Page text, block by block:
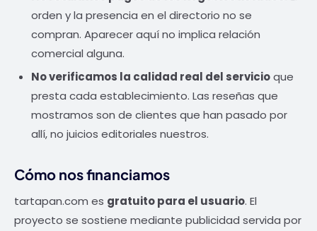
orden y la presencia en el directorio no se
compran. Aparecer aquí no implica relación
comercial alguna.
No verificamos la calidad real del servicioque
presta cada establecimiento. Las reseñas que
mostramos son de clientes que han pasado por
allí, no juicios editoriales nuestros.
Cómo nos financiamos
tartapan.com es gratuito para el usuario. El
proyecto se sostiene mediante publicidad servida por